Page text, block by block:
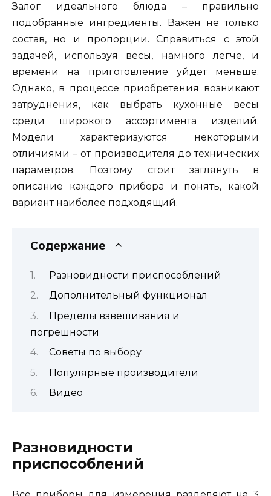
Залог идеального блюда – правильно
подобранные ингредиенты. Важен не только
состав, но и пропорции. Справиться с этой
задачей, используя весы, намного легче, и
времени на приготовление уйдет меньше.
Однако, в процессе приобретения возникают
затруднения, как выбрать кухонные весы
среди широкого ассортимента изделий.
Модели характеризуются некоторыми
отличиями – от производителя до технических
параметров. Поэтому стоит заглянуть в
описание каждого прибора и понять, какой
вариант наиболее подходящий.
Содержание
Разновидности приспособлений
Дополнительный функционал
Пределы взвешивания и
погрешности
Советы по выбору
Популярные производители
Видео
Разновидности
приспособлений